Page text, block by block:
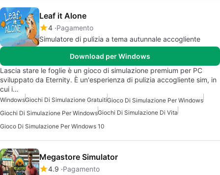
Leaf it Alone
4 Pagamento
Simulatore di pulizia a tema autunnale accogliente
Download per Windows
Lascia stare le foglie è un gioco di simulazione premium per PC
sviluppato da Eternity. È un'esperienza di pulizia accogliente sim, in
cui i…
WindowsGiochi Di Simulazione GratuitiGioco Di Simulazione Per Windows
Giochi Di Simulazione Per WindowsGiochi Di Simulazione Di Vita
Gioco Di Simulazione Per Windows 10
Megastore Simulator
4.9 Pagamento